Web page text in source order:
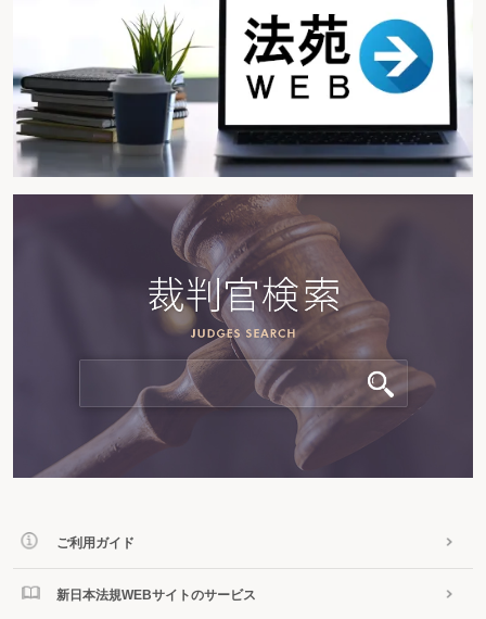
ご利用ガイド
新日本法規WEBサイトのサービス